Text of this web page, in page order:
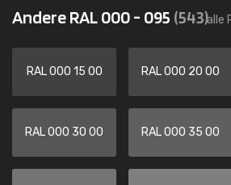
Andere RAL 000 - 095 (543)alle
RAL 000 15 00 RAL 000 20 00
RAL 000 30 00 RAL 000 35 00